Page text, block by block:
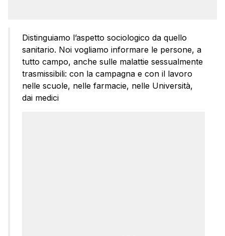
Distinguiamo l’aspetto sociologico da quello
sanitario. Noi vogliamo informare le persone, a
tutto campo, anche sulle malattie sessualmente
trasmissibili: con la campagna e con il lavoro
nelle scuole, nelle farmacie, nelle Università,
dai medici